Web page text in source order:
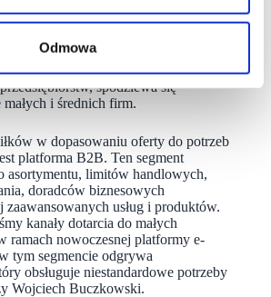
Odmowa
się w trwającym roku finansowym
spółek zależnych na wynik
konsumenckim liczy na wyższą
oferowanych pod własną marką.
spodziewa się
i średnich firm.
w dopasowaniu oferty do potrzeb
platforma B2B. Ten segment
asortymentu, limitów handlowych,
doradców biznesowych
zaawansowanych usług i produktów.
kanały dotarcia do małych
ramach nowoczesnej platformy e-
tym segmencie odgrywa
obsługuje niestandardowe potrzeby
Wojciech Buczkowski.